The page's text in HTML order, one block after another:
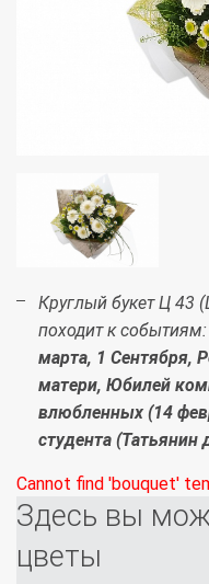
Круглый букет Ц 43
походит к событиям:
марта, 1 Сентября,
матери, Юбилей
влюбленных (14
студента (Татьянин
Cannot find 'bouquet'
Здесь вы
цветы